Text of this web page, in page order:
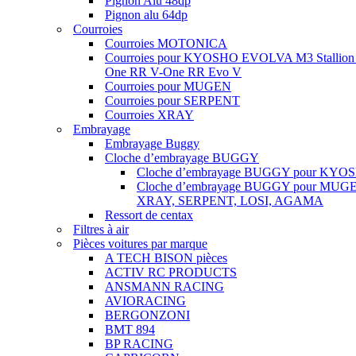
Pignon alu 64dp
Courroies
Courroies MOTONICA
Courroies pour KYOSHO EVOLVA M3
One RR V-One RR Evo V
Courroies pour MUGEN
Courroies pour SERPENT
Courroies XRAY
Embrayage
Embrayage Buggy
Cloche d’embrayage BUGGY
Cloche d’embrayage BUGGY pour
Cloche d’embrayage BUGGY pour
XRAY, SERPENT, LOSI, AGAMA
Ressort de centax
Filtres à air
Pièces voitures par marque
A TECH BISON pièces
ACTIV RC PRODUCTS
ANSMANN RACING
AVIORACING
BERGONZONI
BMT 894
BP RACING